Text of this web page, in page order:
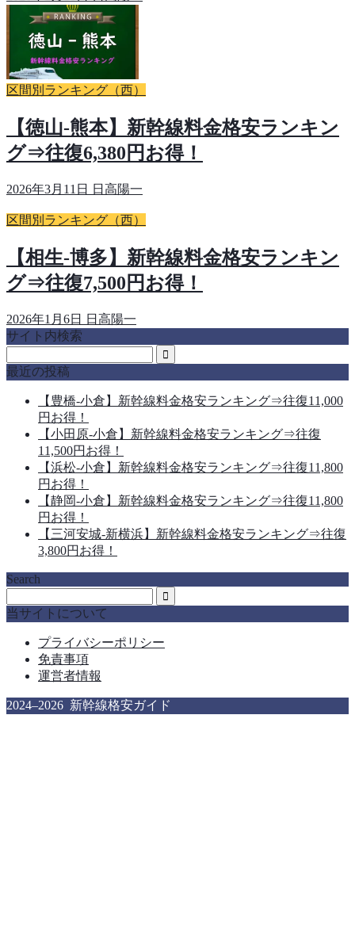
区間別ランキング（西）
【徳山-熊本】新幹線料金格安ランキン
グ⇒往復6,380円お得！
2026年3月11日 日高陽一
区間別ランキング（西）
【相生-博多】新幹線料金格安ランキン
グ⇒往復7,500円お得！
2026年1月6日
日高陽一
サイト内検索
最近の投稿
【豊橋-小倉】新幹線料金格安ランキング⇒往復11,000
円お得！
【小田原-小倉】新幹線料金格安ランキング⇒往復
11,500円お得！
【浜松-小倉】新幹線料金格安ランキング⇒往復11,800
円お得！
【静岡-小倉】新幹線料金格安ランキング⇒往復11,800
円お得！
【三河安城-新横浜】新幹線料金格安ランキング⇒往復
3,800円お得！
Search
当サイトについて
プライバシーポリシー
免責事項
運営者情報
2024–2026 新幹線格安ガイド